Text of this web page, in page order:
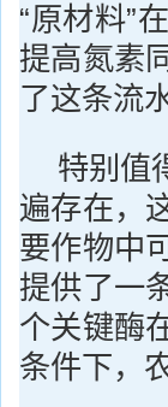
“原材料”
提高氮素
了这条流
特别值
遍存在，
要作物中
提供了一
个关键酶
条件下，